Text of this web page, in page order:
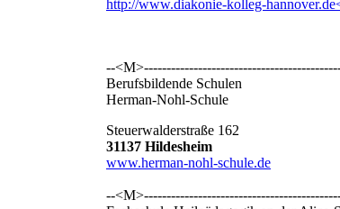
http://www.diakonie-kolleg-
--
Berufsbildende Schulen
Herman-Nohl-Schule
Steuerwalderstraße 162
31137 Hildesheim
www.herman-nohl-schule.de
--